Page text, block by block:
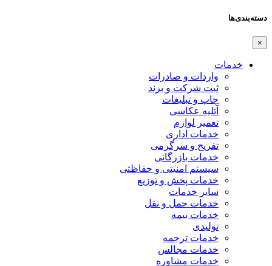
دسته‌بندی‌ها
×
خدمات
واردات و صادرات
ثبت شرکت و برند
چاپ و تبلیغات
آتلیه عکاسی
تعمیر لوازم
خدمات اداری
تفریح و سرگرمی
خدمات بازرگانی
سیستم امنیتی و حفاظتی
خدمات پخش و توزیع
سایر خدمات
خدمات حمل و نقل
خدمات بیمه
تولیدی
خدمات ترجمه
خدمات مجالس
خدمات مشاوره